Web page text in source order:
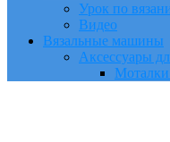
Урок по
Видео
Вязальные машины
Аксессуары